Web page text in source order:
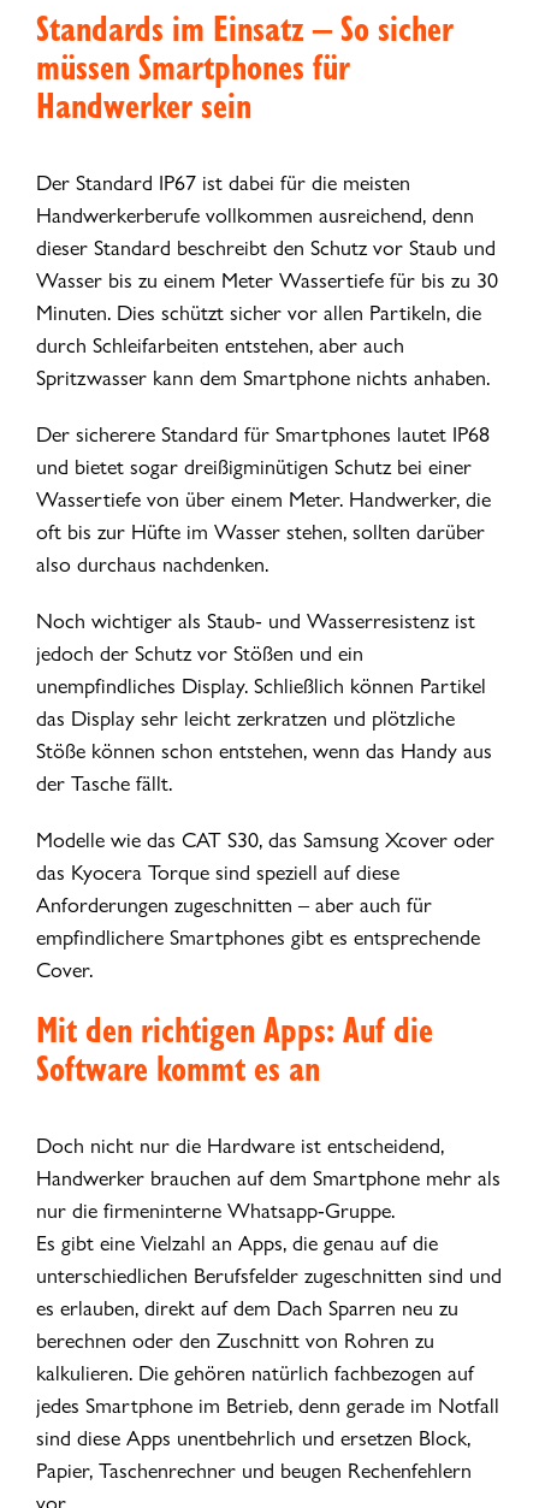
Standards im Einsatz – So sicher
müssen Smartphones für
Handwerker sein
Der Standard IP67 ist dabei für die meisten
Handwerkerberufe vollkommen ausreichend, denn
dieser Standard beschreibt den Schutz vor Staub und
Wasser bis zu einem Meter Wassertiefe für bis zu 30
Minuten. Dies schützt sicher vor allen Partikeln, die
durch Schleifarbeiten entstehen, aber auch
Spritzwasser kann dem Smartphone nichts anhaben.
Der sicherere Standard für Smartphones lautet IP68
und bietet sogar dreißigminütigen Schutz bei einer
Wassertiefe von über einem Meter. Handwerker, die
oft bis zur Hüfte im Wasser stehen, sollten darüber
also durchaus nachdenken.
Noch wichtiger als Staub- und Wasserresistenz ist
jedoch der Schutz vor Stößen und ein
unempfindliches Display. Schließlich können Partikel
das Display sehr leicht zerkratzen und plötzliche
Stöße können schon entstehen, wenn das Handy aus
der Tasche fällt.
Modelle wie das CAT S30, das Samsung Xcover oder
das Kyocera Torque sind speziell auf diese
Anforderungen zugeschnitten – aber auch für
empfindlichere Smartphones gibt es entsprechende
Cover.
Mit den richtigen Apps: Auf die
Software kommt es an
Doch nicht nur die Hardware ist entscheidend,
Handwerker brauchen auf dem Smartphone mehr als
nur die firmeninterne Whatsapp-Gruppe.
Es gibt eine Vielzahl an Apps, die genau auf die
unterschiedlichen Berufsfelder zugeschnitten sind und
es erlauben, direkt auf dem Dach Sparren neu zu
berechnen oder den Zuschnitt von Rohren zu
kalkulieren. Die gehören natürlich fachbezogen auf
jedes Smartphone im Betrieb, denn gerade im Notfall
sind diese Apps unentbehrlich und ersetzen Block,
Papier, Taschenrechner und beugen Rechenfehlern